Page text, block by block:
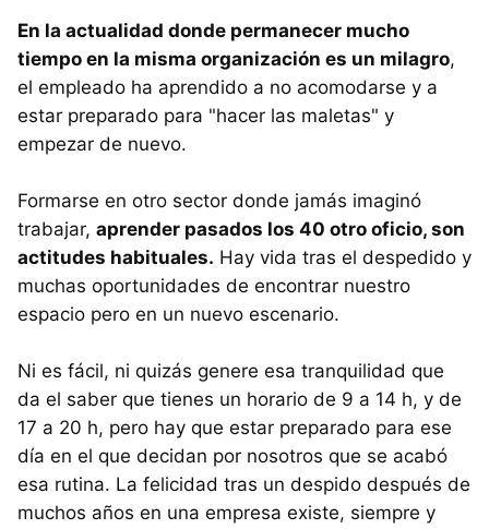
En la actualidad donde permanecer mucho
tiempo en la misma organización es un milagro,
el empleado ha aprendido a no acomodarse y a
estar preparado para "hacer las maletas" y
empezar de nuevo.
Formarse en otro sector donde jamás imaginó
trabajar, aprender pasados los 40 otro oficio, son
actitudes habituales. Hay vida tras el despedido y
muchas oportunidades de encontrar nuestro
espacio pero en un nuevo escenario.
Ni es fácil, ni quizás genere esa tranquilidad que
da el saber que tienes un horario de 9 a 14 h, y de
17 a 20 h, pero hay que estar preparado para ese
día en el que decidan por nosotros que se acabó
esa rutina. La felicidad tras un despido después de
muchos años en una empresa existe, siempre y